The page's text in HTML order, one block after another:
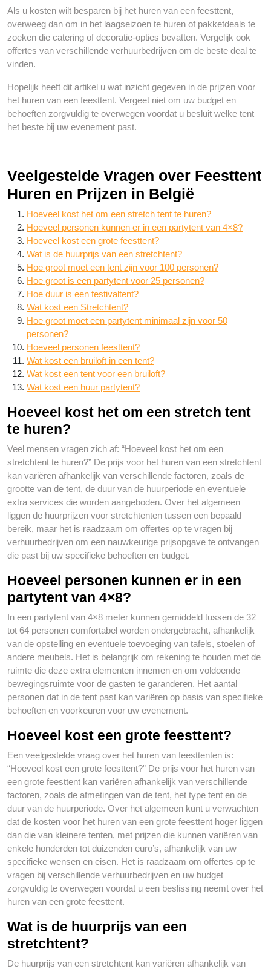
Als u kosten wilt besparen bij het huren van een feesttent,
overweeg dan om in het laagseizoen te huren of pakketdeals te
zoeken die catering of decoratie-opties bevatten. Vergelijk ook
offertes van verschillende verhuurbedrijven om de beste deal te
vinden.
Hopelijk heeft dit artikel u wat inzicht gegeven in de prijzen voor
het huren van een feesttent. Vergeet niet om uw budget en
behoeften zorgvuldig te overwegen voordat u besluit welke tent
het beste bij uw evenement past.
Veelgestelde Vragen over Feesttent
Huren en Prijzen in België
Hoeveel kost het om een stretch tent te huren?
Hoeveel personen kunnen er in een partytent van 4×8?
Hoeveel kost een grote feesttent?
Wat is de huurprijs van een stretchtent?
Hoe groot moet een tent zijn voor 100 personen?
Hoe groot is een partytent voor 25 personen?
Hoe duur is een festivaltent?
Wat kost een Stretchtent?
Hoe groot moet een partytent minimaal zijn voor 50
personen?
Hoeveel personen feesttent?
Wat kost een bruiloft in een tent?
Wat kost een tent voor een bruiloft?
Wat kost een huur partytent?
Hoeveel kost het om een stretch tent
te huren?
Veel mensen vragen zich af: “Hoeveel kost het om een
stretchtent te huren?” De prijs voor het huren van een stretchtent
kan variëren afhankelijk van verschillende factoren, zoals de
grootte van de tent, de duur van de huurperiode en eventuele
extra services die worden aangeboden. Over het algemeen
liggen de huurprijzen voor stretchtenten tussen een bepaald
bereik, maar het is raadzaam om offertes op te vragen bij
verhuurbedrijven om een nauwkeurige prijsopgave te ontvangen
die past bij uw specifieke behoeften en budget.
Hoeveel personen kunnen er in een
partytent van 4×8?
In een partytent van 4×8 meter kunnen gemiddeld tussen de 32
tot 64 personen comfortabel worden ondergebracht, afhankelijk
van de opstelling en eventuele toevoeging van tafels, stoelen of
andere meubels. Het is belangrijk om rekening te houden met de
ruimte die deze extra elementen innemen en om voldoende
bewegingsruimte voor de gasten te garanderen. Het aantal
personen dat in de tent past kan variëren op basis van specifieke
behoeften en voorkeuren voor uw evenement.
Hoeveel kost een grote feesttent?
Een veelgestelde vraag over het huren van feesttenten is:
“Hoeveel kost een grote feesttent?” De prijs voor het huren van
een grote feesttent kan variëren afhankelijk van verschillende
factoren, zoals de afmetingen van de tent, het type tent en de
duur van de huurperiode. Over het algemeen kunt u verwachten
dat de kosten voor het huren van een grote feesttent hoger liggen
dan die van kleinere tenten, met prijzen die kunnen variëren van
enkele honderden tot duizenden euro’s, afhankelijk van uw
specifieke wensen en eisen. Het is raadzaam om offertes op te
vragen bij verschillende verhuurbedrijven en uw budget
zorgvuldig te overwegen voordat u een beslissing neemt over het
huren van een grote feesttent.
Wat is de huurprijs van een
stretchtent?
De huurprijs van een stretchtent kan variëren afhankelijk van